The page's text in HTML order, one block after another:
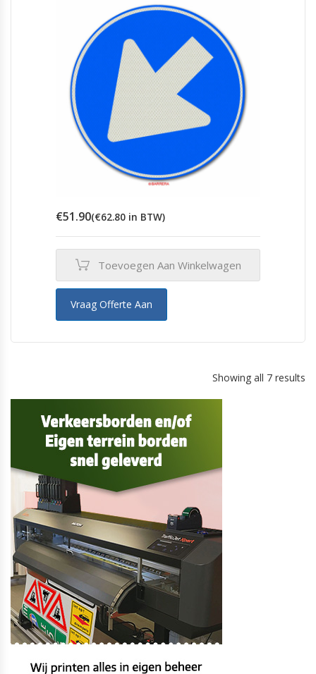
productpagina
€51.90(€62.80 in BTW)
Toevoegen Aan Winkelwagen
Vraag Offerte Aan
Showing all 7 results